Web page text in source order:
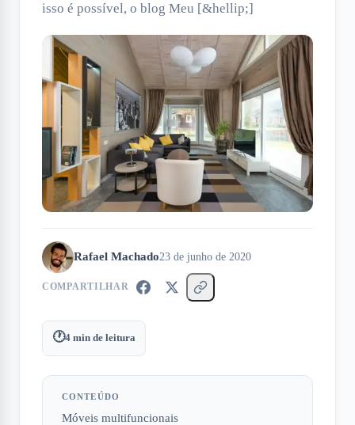
isso é possível, o blog Meu [&hellip;]
Rafael Machado23 de junho de 2020
COMPARTILHAR
🕐4 min de leitura
CONTEÚDO
Móveis multifuncionais